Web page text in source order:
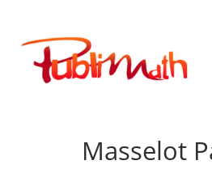
contenu
Publimath
Masselot